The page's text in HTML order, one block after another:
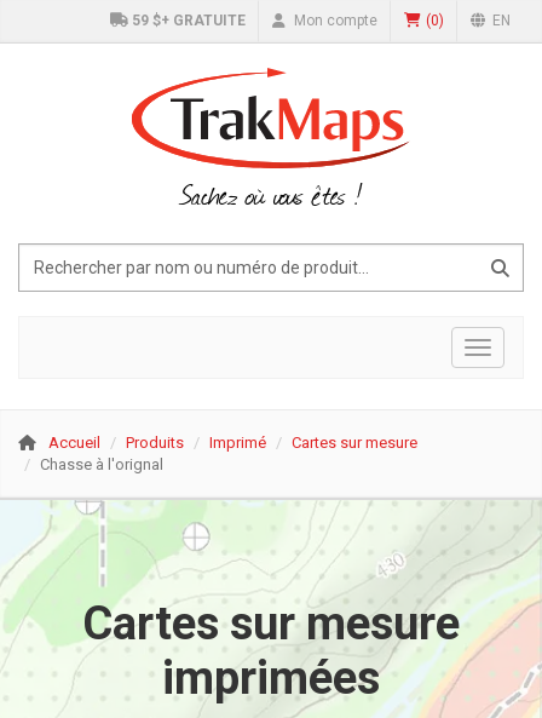
59 $+ GRATUITE Mon compte (0) EN
Sachez où vous êtes !
Accueil Produits Imprimé
Cartes sur mesure
Chasse à l'orignal
Cartes sur mesure
imprimées